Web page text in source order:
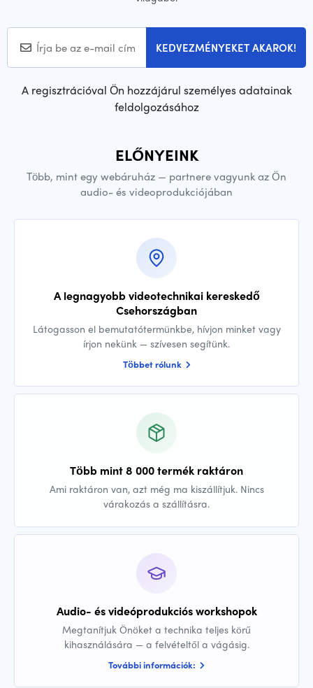
KEDVEZMÉNYEKET AKAROK!
A regisztrációval Ön hozzájárul személyes adatainak
feldolgozásához
ELŐNYEINK
Több, mint egy webáruház — partnere vagyunk az Ön
audio- és videoprodukciójában
A legnagyobb videotechnikai kereskedő
Csehországban
Látogasson el bemutatótermünkbe, hívjon minket vagy
írjon nekünk — szívesen segítünk.
Többet rólunk
Több mint 8 000 termék raktáron
Ami raktáron van, azt még ma kiszállítjuk. Nincs
várakozás a szállításra.
Audio- és videóprodukciós workshopok
Megtanítjuk Önöket a technika teljes körű
kihasználására — a felvételtől a vágásig.
További információk: